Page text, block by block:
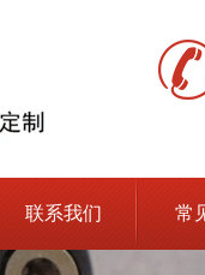
联系我们 常